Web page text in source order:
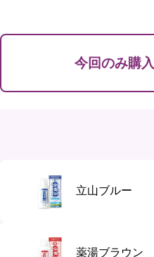
今回のみ購入
立山ブルー
薬湯ブラウン